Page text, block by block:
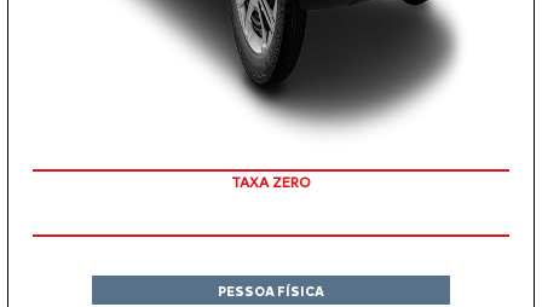
COM SEU USADO NA TROCA
PESSOA FÍSICA